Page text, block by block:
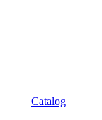
Catalog